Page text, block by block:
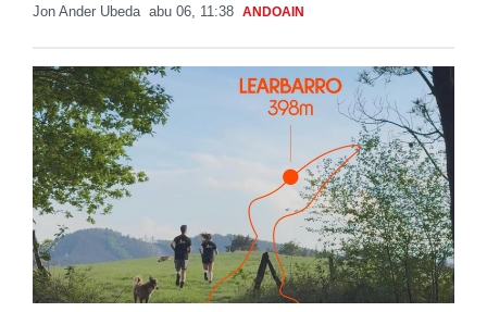
Jon Ander Ubeda abu 06, 11:38 ANDOAIN